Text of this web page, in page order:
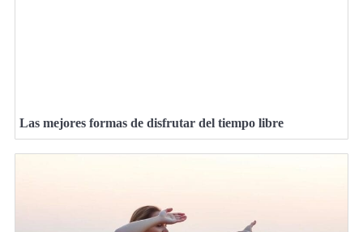
Las mejores formas de disfrutar del tiempo libre